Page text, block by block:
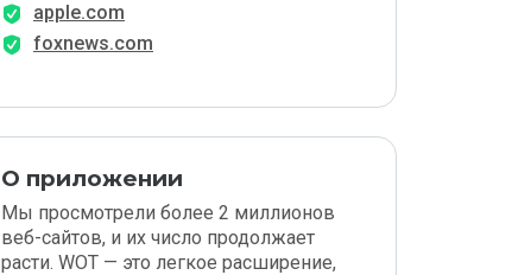
apple.com
foxnews.com
О приложении
Мы просмотрели более 2 миллионов
веб-сайтов, и их число продолжает
расти. WOT — это легкое расширение,